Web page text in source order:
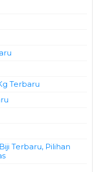
Terbaru
Terbaru, Pilihan